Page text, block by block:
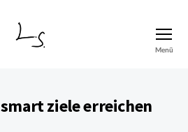
Menü
smart ziele erreichen